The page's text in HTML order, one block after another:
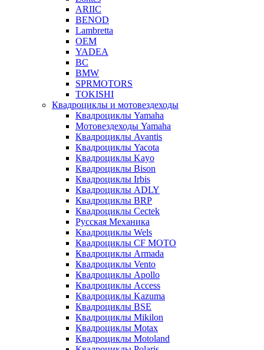
ARIIC
BENOD
Lambretta
OEM
YADEA
BC
BMW
SPRMOTORS
TOKISHI
Квадроциклы и мотовездеходы
Квадроциклы Yamaha
Мотовездеходы Yamaha
Квадроциклы Avantis
Квадроциклы Yacota
Квадроциклы Kayo
Квадроциклы Bison
Квадроциклы Irbis
Квадроциклы ADLY
Квадроциклы BRP
Квадроциклы Cectek
Русская Механика
Квадроциклы Wels
Квадроциклы CF MOTO
Квадроциклы Armada
Квадроциклы Vento
Квадроциклы Apollo
Квадроциклы Access
Квадроциклы Kazuma
Квадроциклы BSE
Квадроциклы Mikilon
Квадроциклы Motax
Квадроциклы Motoland